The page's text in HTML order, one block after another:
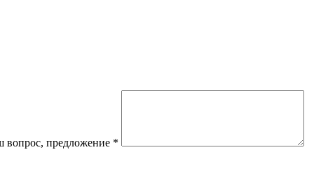
вопрос, предложение *